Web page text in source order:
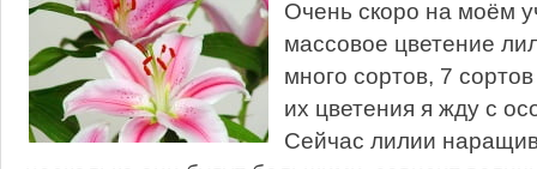
Очень скоро на моём
массовое цветение
много сортов, 7
их цветения я жду с
Сейчас лилии